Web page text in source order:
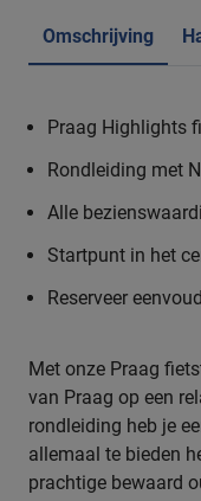
Omschrijving
Praag Highlights
Rondleiding met
Alle
Startpunt in het
Reserveer
Met onze Praag
van Praag op een
rondleiding heb je
allemaal te bieden
prachtige bewaard